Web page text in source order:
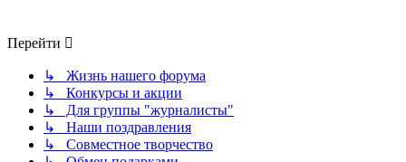
Перейти
↳ Жизнь нашего форума
↳ Конкурсы и акции
↳ Для группы "журналисты"
↳ Наши поздравления
↳ Совместное творчество